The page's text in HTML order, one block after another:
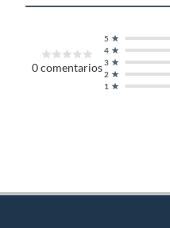
0comentarios
1
2
3
4
5